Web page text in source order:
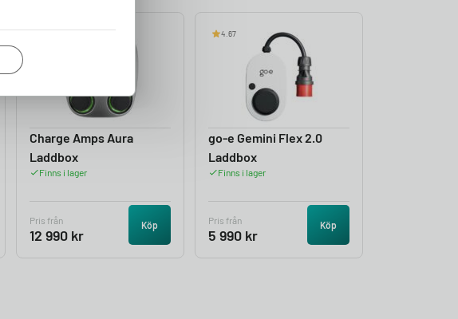
4.50
Charge Amps Aura
Laddbox
Finns i lager
Pris från
12 990 kr
Köp
4.67
go-e Gemini Flex 2.0
Laddbox
Finns i lager
Pris från
5 990 kr
Köp